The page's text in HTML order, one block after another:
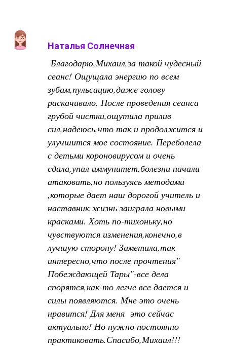
Наталья Солнечная
Благодарю,Михаил,за такой чудесный
сеанс! Ощущала энергию по всем
зубам,пульсацию,даже голову
раскачивало. После проведения сеанса
грубой чистки,ощутила прилив
сил,надеюсь,что так и продолжится и
улучшится мое состояние. Переболела
с детьми короновирусом и очень
сдала,упал иммунитет,болезни начали
атаковать,но пользуясь методами
,которые дает наш дорогой учитель и
наставник,жизнь заиграла новыми
красками. Хоть по-тихоньку,но
чувствуются изменения,конечно,в
лучшую сторону! Заметила,так
интересно,что после прочтения"
Побеждающей Тары"-все дела
спорятся,как-то легче все дается и
силы появляются. Мне это очень
нравится! Для меня это сейчас
актуально! Но нужно постоянно
практиковать.Спасибо,Михаил!!!